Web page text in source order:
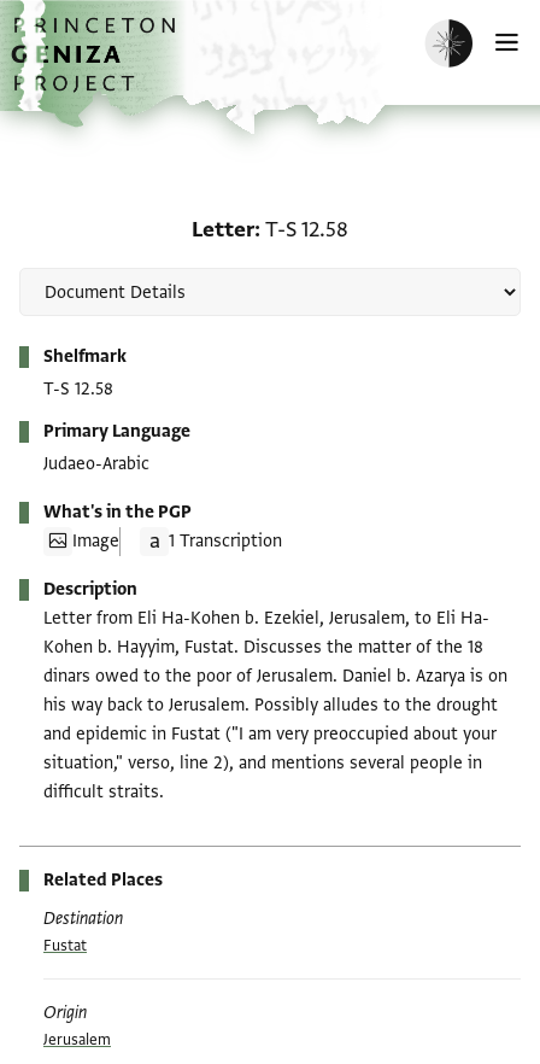
Skip to main content
home
Enable dark
Letter T-S 12.58
Shelfmark
T-S 12.58
Primary Language
Judaeo-Arabic
What's in the PGP
Image
1 Transcription
Description
Letter from Eli Ha-Kohen b. Ezekiel, Jerusalem, to Eli Ha-
Kohen b. Hayyim, Fustat. Discusses the matter of the 18
dinars owed to the poor of Jerusalem. Daniel b. Azarya is on
his way back to Jerusalem. Possibly alludes to the drought
and epidemic in Fustat ("I am very preoccupied about your
situation," verso, line 2), and mentions several people in
difficult straits.
Related Places
Destination
Fustat
Origin
Jerusalem